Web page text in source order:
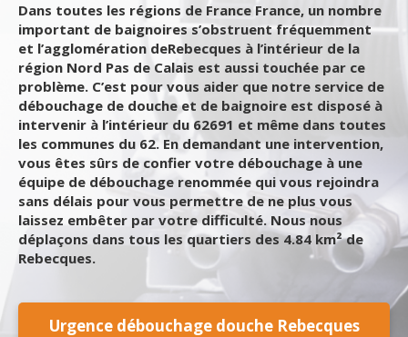
Dans toutes les régions de France France, un nombre
important de baignoires s’obstruent fréquemment
et l’agglomération deRebecques à l’intérieur de la
région Nord Pas de Calais est aussi touchée par ce
problème. C’est pour vous aider que notre service de
débouchage de douche et de baignoire est disposé à
intervenir à l’intérieur du 62691 et même dans toutes
les communes du 62. En demandant une intervention,
vous êtes sûrs de confier votre débouchage à une
équipe de débouchage renommée qui vous rejoindra
sans délais pour vous permettre de ne plus vous
laissez embêter par votre difficulté. Nous nous
déplaçons dans tous les quartiers des 4.84 km² de
Rebecques.
Urgence débouchage douche Rebecques